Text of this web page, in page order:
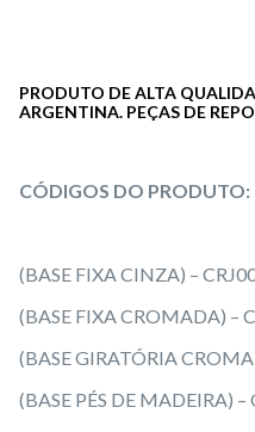
PRODUTO DE ALTA
ARGENTINA. PEÇAS DE
CÓDIGOS DO PRODUTO:
(BASE FIXA CINZA) –
(BASE FIXA CROMADA) –
(BASE GIRATÓRIA
(BASE PÉS DE MADEIRA) –